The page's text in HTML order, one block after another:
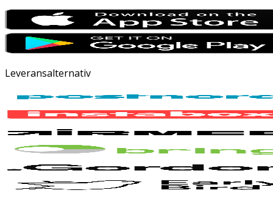
Leveransalternativ